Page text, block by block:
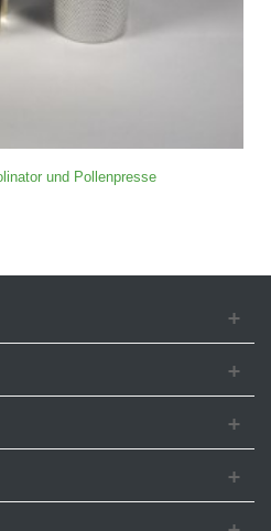
und Pollenpresse